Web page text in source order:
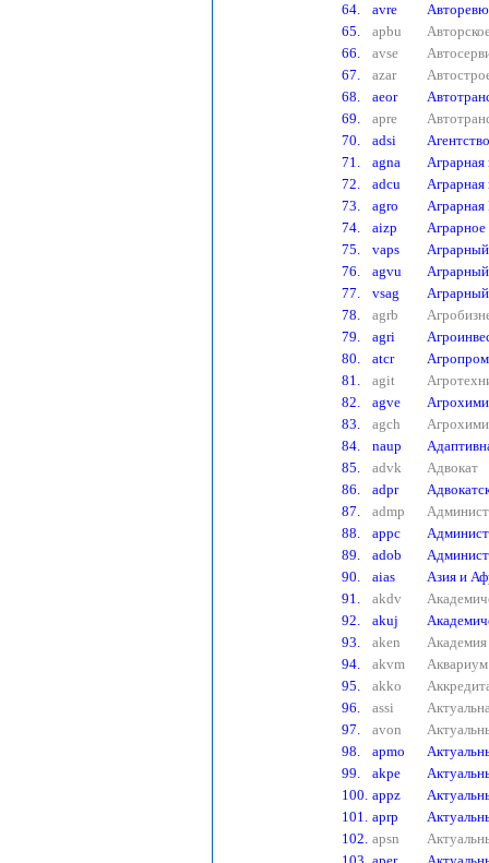
64.
avre
Авторевю
65.
apbu
66.
avse
67.
azar
68.
aeor
69.
apre
70.
adsi
71.
agna
Аграрная
72.
adcu
Аграрная
73.
agro
Аграрная
74.
aizp
Аграрное
75.
vaps
Аграрный
76.
agvu
Аграрный
77.
vsag
78.
agrb
79.
agri
80.
atcr
81.
agit
82.
agve
83.
agch
84.
naup
85.
advk
Адвокат
86.
adpr
87.
admp
88.
appc
89.
adob
90.
aias
Азия и
91.
akdv
92.
akuj
93.
aken
Академия
94.
akvm
Аквариум
95.
akko
96.
assi
97.
avon
98.
apmo
99.
akpe
100. appz
101. aprp
102. apsn